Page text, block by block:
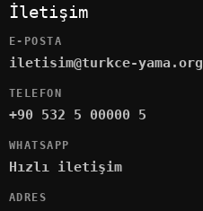
İletişim
E-POSTA
iletisim@turkce-yama.org
TELEFON
+90 532 5 00000 5
WHATSAPP
Hızlı iletişim
ADRES